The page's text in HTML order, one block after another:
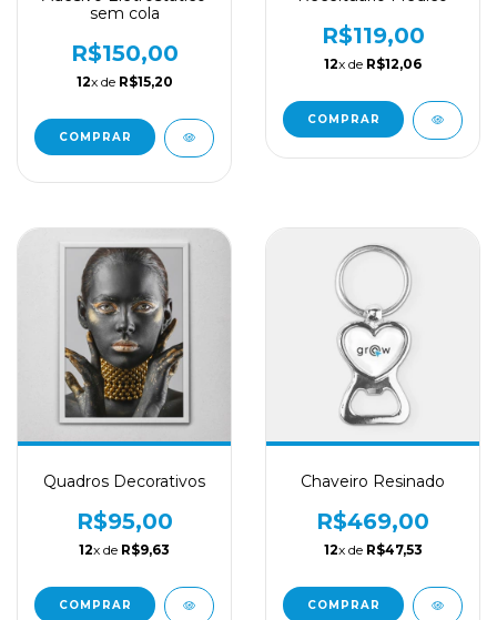
sem cola
R$150,00
12x de R$15,20
R$119,00
12x de R$12,06
COMPRAR
Quadros Decorativos
R$95,00
12x de R$9,63
COMPRAR
Chaveiro Resinado
R$469,00
12x de R$47,53
COMPRAR